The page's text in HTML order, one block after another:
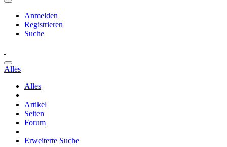
Anmelden
Registrieren
Suche
Alles
Alles
Artikel
Seiten
Forum
Erweiterte Suche